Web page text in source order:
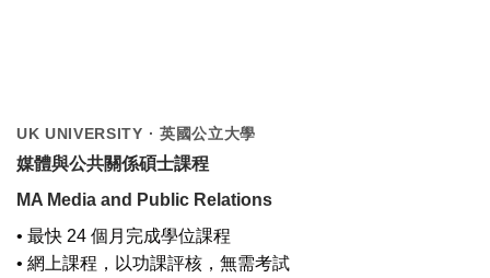
UK UNIVERSITY · 英國公立大學
媒體與公共關係碩士課程
MA Media and Public Relations
• 最快 24 個月完成學位課程
• 網上課程，以功課評核，無需考試